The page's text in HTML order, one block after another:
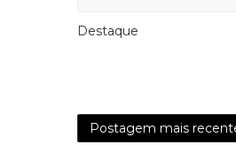
Destaque
Postagem mais